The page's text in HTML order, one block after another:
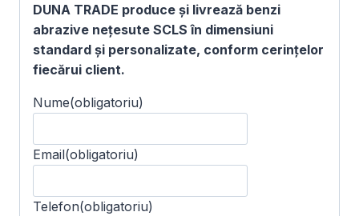
DUNA TRADE produce și livrează benzi
abrazive nețesute SCLS în dimensiuni
standard și personalizate, conform cerințelor
fiecărui client.
Nume(obligatoriu)
Email(obligatoriu)
Telefon(obligatoriu)